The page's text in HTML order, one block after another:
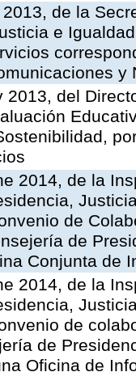
de la
e
y
2013, del
2014, de la
de
de
Conjunta de
2014, de la
de
de
Oficina de